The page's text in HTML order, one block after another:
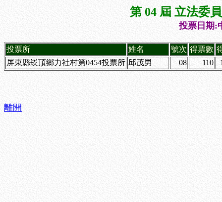
第 04 屆 立法委
投票日期:
投票所 姓名 號次 得票數
屏東縣崁頂鄉力社村第0454投票所 邱茂男 08 110
離開